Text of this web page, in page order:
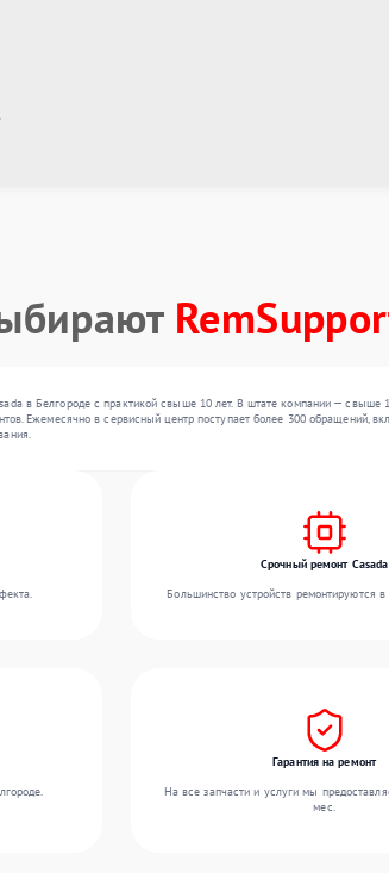
в Белгороде с практикой свыше 10 лет. В штате компании — свыше
Ежемесячно в сервисный центр поступает более 300 обращений,
Срочный ремонт Casada
Большинство устройств ремонтируются в
Гарантия на ремонт
На все запчасти и услуги мы
мес.